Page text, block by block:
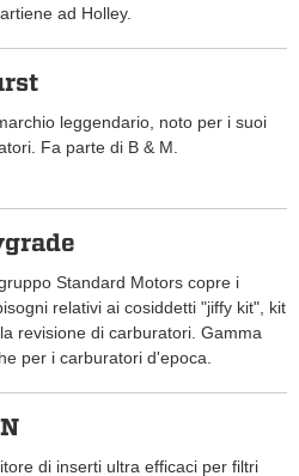
ad Holley.
leggendario, noto per i suoi
Fa parte di B & M.
Standard Motors copre i
relativi ai cosiddetti "jiffy kit", kit
revisione di carburatori. Gamma
per i carburatori d'epoca.
di inserti ultra efficaci per filtri